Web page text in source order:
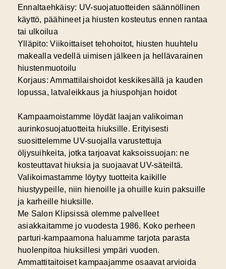
Ennaltaehkäisy: UV-suojatuotteiden säännöllinen
käyttö, päähineet ja hiusten kosteutus ennen rantaa
tai ulkoilua
Ylläpito: Viikoittaiset tehohoitot, hiusten huuhtelu
makealla vedellä uimisen jälkeen ja hellävarainen
hiustenmuotoilu
Korjaus: Ammattilaishoidot keskikesällä ja kauden
lopussa, latvaleikkaus ja hiuspohjan hoidot
Kampaamoistamme löydät laajan valikoiman
aurinkosuojatuotteita hiuksille. Erityisesti
suosittelemme UV-suojalla varustettuja
öljysuihkeita, jotka tarjoavat kaksoissuojan: ne
kosteuttavat hiuksia ja suojaavat UV-säteiltä.
Valikoimastamme löytyy tuotteita kaikille
hiustyypeille, niin hienoille ja ohuille kuin paksuille
ja karheille hiuksille.
Me Salon Klipsissä olemme palvelleet
asiakkaitamme jo vuodesta 1986. Koko perheen
parturi-kampaamona haluamme tarjota parasta
huolenpitoa hiuksillesi ympäri vuoden.
Ammattitaitoiset kampaajamme osaavat arvioida